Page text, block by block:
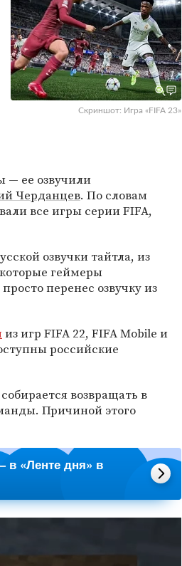
Скриншот: Игра «FIFA 23»
— ее озвучили
Черданцев. По словам
все игры серии FIFA,
озвучки тайтла, из
геймеры
перенес озвучку из
из игр FIFA 22, FIFA Mobile и
российские
возвращать в
Причиной этого
в «Ленте дня» в